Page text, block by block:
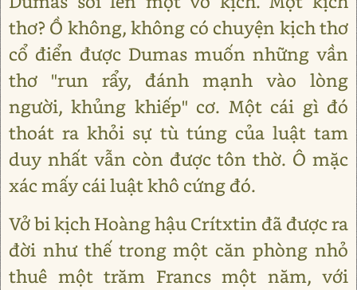
thơ? Ồ không, không có chuyện kịch thơ
cổ điển được Dumas muốn những vần
thơ "run rẩy, đánh mạnh vào lòng
người, khủng khiếp" cơ. Một cái gì đó
thoát ra khỏi sự tù túng của luật tam
duy nhất vẫn còn được tôn thờ. Ô mặc
xác mấy cái luật khô cứng đó.
Vở bi kịch Hoàng hậu Crítxtin đã được ra
đời như thế trong một căn phòng nhỏ
thuê một trăm Francs một năm, với